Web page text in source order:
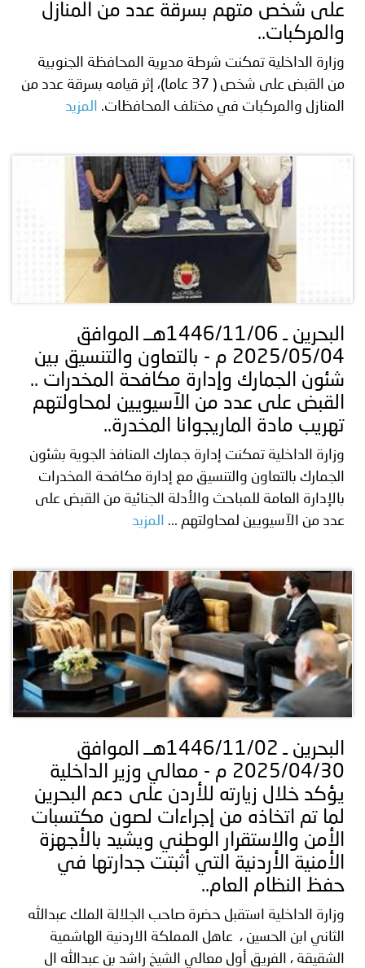
على شخص متهم بسرقة عدد من المنازل
والمركبات..
وزارة الداخلية تمكنت شرطة مديرية المحافظة الجنوبية
من القبض على شخص ( 37 عاما)، إثر قيامه بسرقة عدد من
المنازل والمركبات في مختلف المحافظات.
المزيد
البحرين ـ 1446/11/06هــ الموافق
2025/05/04 م - بالتعاون والتنسيق بين
شئون الجمارك وإدارة مكافحة المخدرات ..
القبض على عدد من الآسيويين لمحاولتهم
تهريب مادة الماريجوانا المخدرة..
وزارة الداخلية تمكنت إدارة جمارك المنافذ الجوية بشئون
الجمارك بالتعاون والتنسيق مع إدارة مكافحة المخدرات
بالإدارة العامة للمباحث والأدلة الجنائية من القبض على
عدد من الآسيويين لمحاولتهم ...
المزيد
البحرين ـ 1446/11/02هــ الموافق
2025/04/30 م - معالي وزير الداخلية
يؤكد خلال زيارته للأردن على دعم البحرين
لما تم اتخاذه من إجراءات لصون مكتسبات
الأمن والاستقرار الوطني ويشيد بالأجهزة
الأمنية الأردنية التي أثبتت جدارتها في
حفظ النظام العام..
وزارة الداخلية استقبل حضرة صاحب الجلالة الملك عبدالله
الثاني ابن الحسين ، عاهل المملكة الاردنية الهاشمية
الشقيقة ، الفريق أول معالي الشيخ راشد بن عبدالله ال